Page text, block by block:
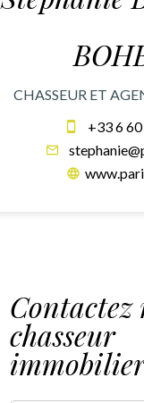
CHASSEUR ET
+33 6
Contactez
chasseur